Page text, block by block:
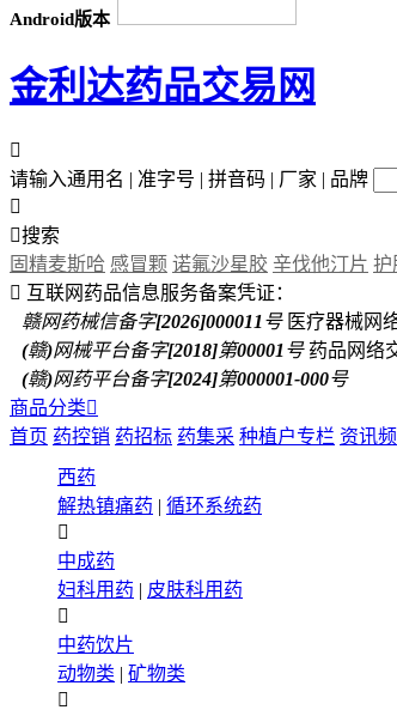
Android版本
金利达药品交易网

请输入通用名 | 准字号 | 拼音码 | 厂家 | 品牌

搜索
固精麦斯哈 感冒颗 诺氟沙星胶 辛伐他汀片 护
 互联网药品信息服务备案凭证：
赣网药械信备字[2026]000011号 医疗器械网
(赣)网械平台备字[2018]第00001号 药品网络
(赣)网药平台备字[2024]第000001-000号
商品分类
首页 药控销 药招标 药集采 种植户专栏 资讯
西药
解热镇痛药 | 循环系统药

中成药
妇科用药 | 皮肤科用药

中药饮片
动物类 | 矿物类
